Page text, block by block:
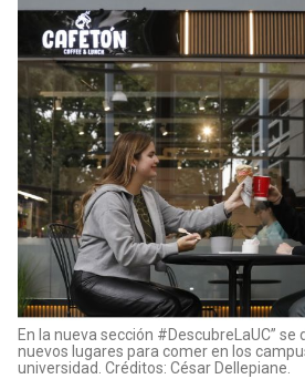
En la nueva sección #DescubreLaUC”
nuevos lugares para comer en los
universidad. Créditos: César Dellepiane.